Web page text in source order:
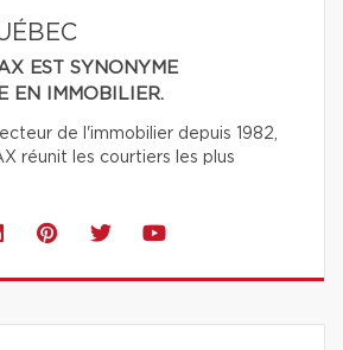
EST SYNONYME
EN IMMOBILIER.
de l'immobilier depuis 1982,
réunit les courtiers les plus